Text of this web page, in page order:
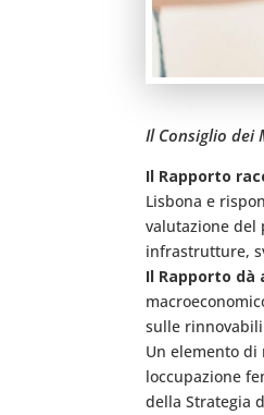
Il Consiglio
Il Rapporto
Lisbona e
valutazione del
infrastrutture,
Il Rapporto
sulle
Un elemento
loccupazione
della Strategia